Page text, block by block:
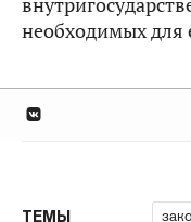
необходимых для
ТЕМЫ